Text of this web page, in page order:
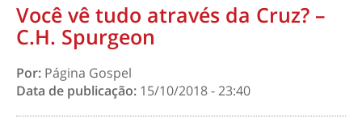
Você vê tudo através da Cruz? –
C.H. Spurgeon
Por: Página Gospel
Data de publicação: 15/10/2018 - 23:40